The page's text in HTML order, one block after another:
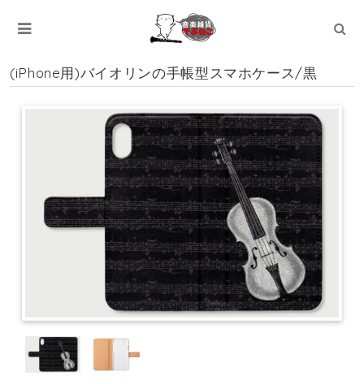
(iPhone用)バイオリンの手帳型スマホケース/黒